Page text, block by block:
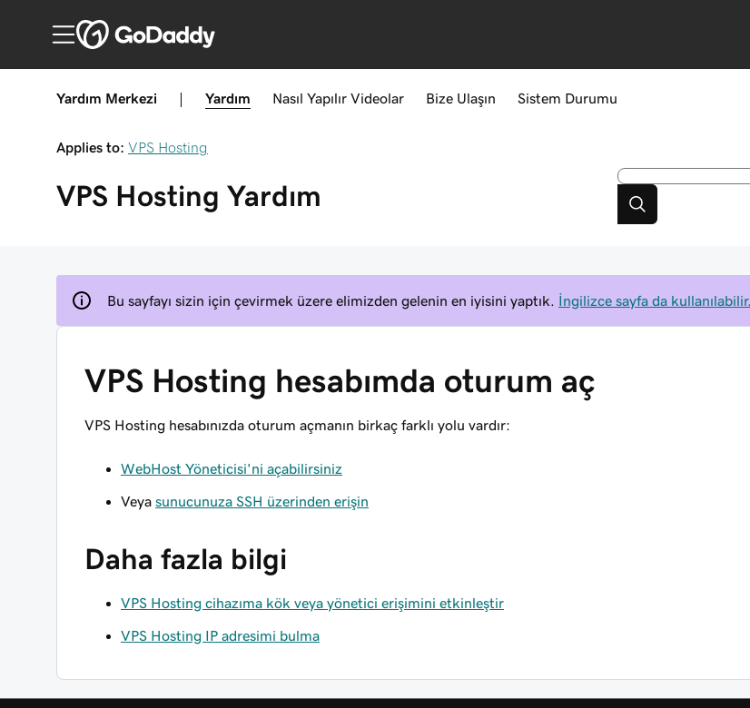
Yardım Merkezi Yardım Nasıl Yapılır Videolar Bize Ulaşın Sistem Durumu
Applies to: VPS Hosting
VPS Hosting Yardım
Bu sayfayı sizin için çevirmek üzere elimizden gelenin en iyisini yaptık. İngilizce sayfa da kullanılabilir.
VPS Hosting hesabımda oturum aç
VPS Hosting hesabınızda oturum açmanın birkaç farklı yolu vardır:
WebHost Yöneticisi'ni açabilirsiniz
Veya sunucunuza SSH üzerinden erişin
Daha fazla bilgi
VPS Hosting cihazıma kök veya yönetici erişimini etkinleştir
VPS Hosting IP adresimi bulma